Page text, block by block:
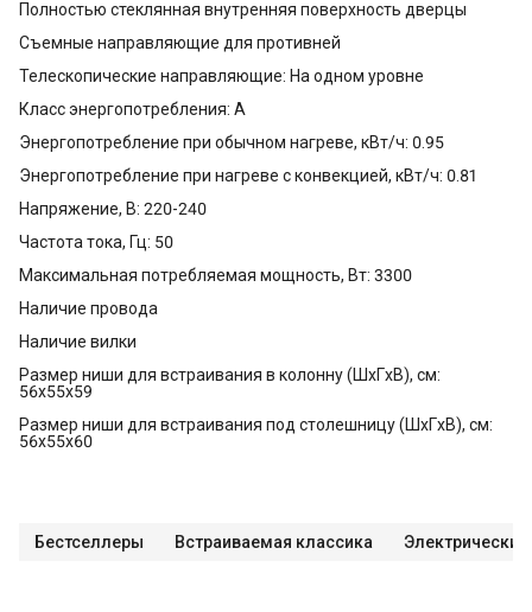
Полностью стеклянная внутренняя поверхность дверцы
Съемные направляющие для противней
Телескопические направляющие: На одном уровне
Класс энергопотребления: А
Энергопотребление при обычном нагреве, кВт/ч: 0.95
Энергопотребление при нагреве с конвекцией, кВт/ч: 0.81
Напряжение, В: 220-240
Частота тока, Гц: 50
Максимальная потребляемая мощность, Вт: 3300
Наличие провода
Наличие вилки
Размер ниши для встраивания в колонну (ШхГxВ), см:
56x55x59
Размер ниши для встраивания под столешницу (ШхГxВ), см:
56x55x60
Бестселлеры Встраиваемая классика